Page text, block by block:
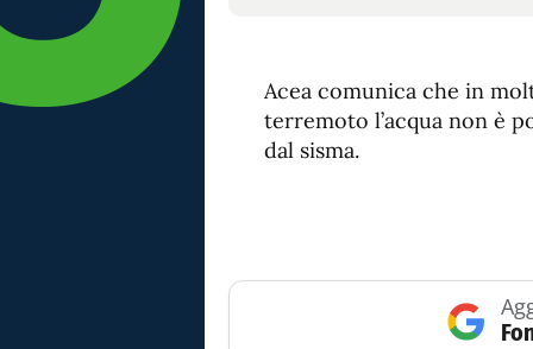
Acea comunica che in
terremoto l’acqua non è
dal sisma.